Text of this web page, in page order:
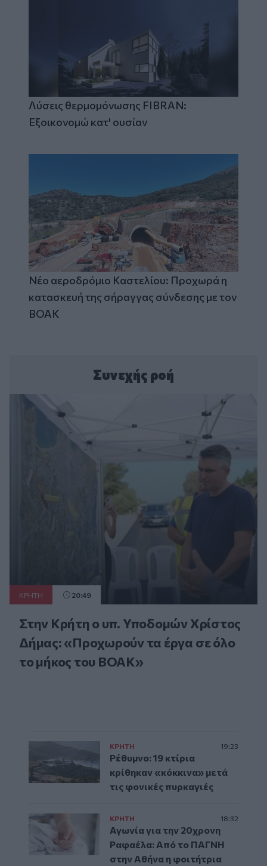
Λύσεις θερμομόνωσης FIBRAN:
Εξοικονομώ κατ' ουσίαν
Νέο αεροδρόμιο Καστελίου: Προχωρά η
κατασκευή της σήραγγας σύνδεσης με τον
ΒΟΑΚ
Συνεχής ροή
ΚΡΗΤΗ 20:49
Στην Κρήτη ο υπ. Υποδομών Χρίστος
Δήμας: «Προχωρούν τα έργα σε όλο
το μήκος του ΒΟΑΚ»
ΚΡΗΤΗ 19:23
Ρέθυμνο: 19 κτίρια
κρίθηκαν «κόκκινα» μετά
τις φονικές πυρκαγιές
ΚΡΗΤΗ 18:32
Αγωνία για την 20χρονη
Ραφαέλα: Από το ΠΑΓΝΗ
στην Αθήνα η φοιτήτρια